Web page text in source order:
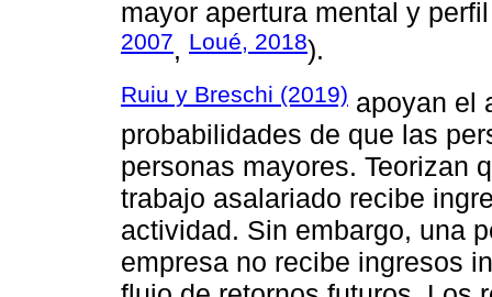
mayor apertura mental y
2007, Loué, 2018).
Ruiu y Breschi (2019) apoyan el
probabilidades de que las
personas mayores. Teorizan
trabajo asalariado recibe
actividad. Sin embargo, una
empresa no recibe ingresos